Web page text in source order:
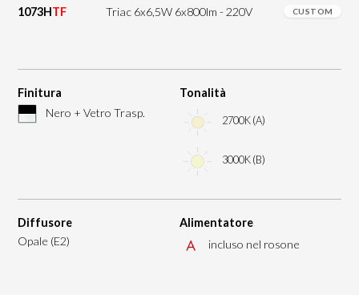
1073HTF Triac 6x6,5W 6x800lm - 220V CUSTOM
Finitura
Nero + Vetro Trasp.
Tonalità
2700K (A)
3000K (B)
Diffusore
Opale (E2)
Alimentatore
incluso nel rosone